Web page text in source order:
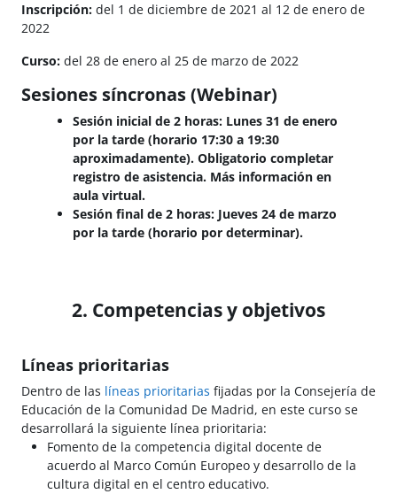
Inscripción: del 1 de diciembre de 2021 al 12 de enero de
2022
Curso: del 28 de enero al 25 de marzo de 2022
Sesiones síncronas (Webinar)
Sesión inicial de 2 horas: Lunes 31 de enero
por la tarde (horario 17:30 a 19:30
aproximadamente). Obligatorio completar
registro de asistencia. Más información en
aula virtual.
Sesión final de 2 horas: Jueves 24 de marzo
por la tarde (horario por determinar).
2. Competencias y objetivos
Líneas prioritarias
Dentro de las líneas prioritarias fijadas por la Consejería de
Educación de la Comunidad De Madrid, en este curso se
desarrollará la siguiente línea prioritaria:
Fomento de la competencia digital docente de
acuerdo al Marco Común Europeo y desarrollo de la
cultura digital en el centro educativo.